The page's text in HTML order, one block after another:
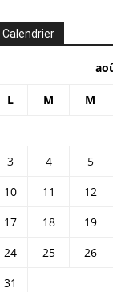
Calendrier
L M M
3
4 5
10
11 12
17
18 19
24
25 26
31